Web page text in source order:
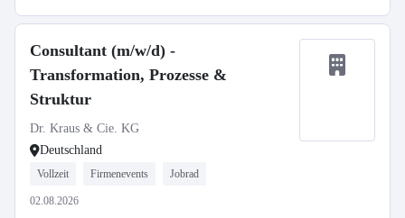
Consultant (m/w/d) -
Transformation, Prozesse &
Struktur
Dr. Kraus & Cie. KG
Deutschland
Vollzeit Firmenevents Jobrad
02.08.2026